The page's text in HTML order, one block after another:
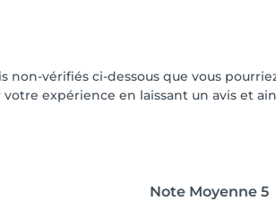
non-vérifiés ci-dessous que vous
expérience en laissant un avis et
Note Moyenne 5